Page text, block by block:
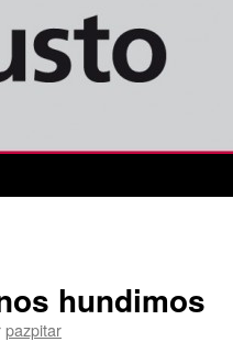
hundimos
pazpitar